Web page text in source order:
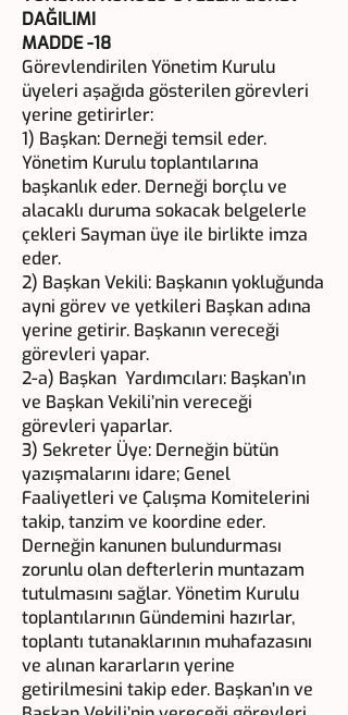
DAĞILIMI
MADDE -18
Görevlendirilen Yönetim Kurulu
üyeleri aşağıda gösterilen görevleri
yerine getirirler:
1) Başkan: Derneği temsil eder.
Yönetim Kurulu toplantılarına
başkanlık eder. Derneği borçlu ve
alacaklı duruma sokacak belgelerle
çekleri Sayman üye ile birlikte imza
eder.
2) Başkan Vekili: Başkanın yokluğunda
ayni görev ve yetkileri Başkan adına
yerine getirir. Başkanın vereceği
görevleri yapar.
2-a) Başkan Yardımcıları: Başkan’ın
ve Başkan Vekili’nin vereceği
görevleri yaparlar.
3) Sekreter Üye: Derneğin bütün
yazışmalarını idare; Genel
Faaliyetleri ve Çalışma Komitelerini
takip, tanzim ve koordine eder.
Derneğin kanunen bulundurması
zorunlu olan defterlerin muntazam
tutulmasını sağlar. Yönetim Kurulu
toplantılarının Gündemini hazırlar,
toplantı tutanaklarının muhafazasını
ve alınan kararların yerine
getirilmesini takip eder. Başkan’ın ve